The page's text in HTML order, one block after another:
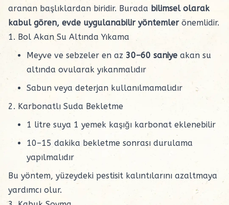
aranan başlıklardan biridir. Burada bilimsel olarak
kabul gören, evde uygulanabilir yöntemlerönemlidir.
1. Bol Akan Su Altında Yıkama
Meyve ve sebzeler en az 30–60 saniye akan su
altında ovularak yıkanmalıdır
Sabun veya deterjan kullanılmamalıdır
2. Karbonatlı Suda Bekletme
1 litre suya 1 yemek kaşığı karbonat eklenebilir
10–15 dakika bekletme sonrası durulama
yapılmalıdır
Bu yöntem, yüzeydeki pestisit kalıntılarını azaltmaya
yardımcı olur.